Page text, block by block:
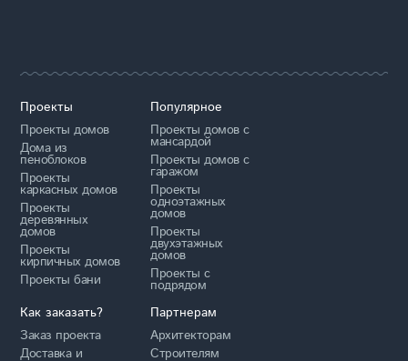
Проекты
Проекты домов
Дома из
пеноблоков
Проекты
каркасных домов
Проекты
деревянных
домов
Проекты
кирпичных домов
Проекты бани
Популярное
Проекты домов с
мансардой
Проекты домов с
гаражом
Проекты
одноэтажных
домов
Проекты
двухэтажных
домов
Проекты с
подрядом
Как заказать?
Заказ проекта
Доставка и
Партнерам
Архитекторам
Строителям